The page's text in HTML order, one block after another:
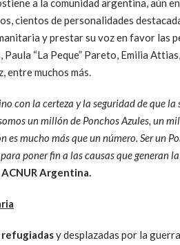
a la comunidad argentina, aún
cientos de personalidades
y prestar su voz en favor las
“La Peque” Pareto, Emilia
entre muchos más.
con la certeza y la seguridad de que
un millón de Ponchos Azules, un
es mucho más que un número. Ser un
poner fin a las causas que generan
Argentina.
refugiadasy desplazadas por la